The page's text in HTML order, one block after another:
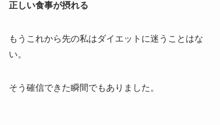
正しい食事が摂れる
もうこれから先の私はダイエットに迷うことはな
い。
そう確信できた瞬間でもありました。